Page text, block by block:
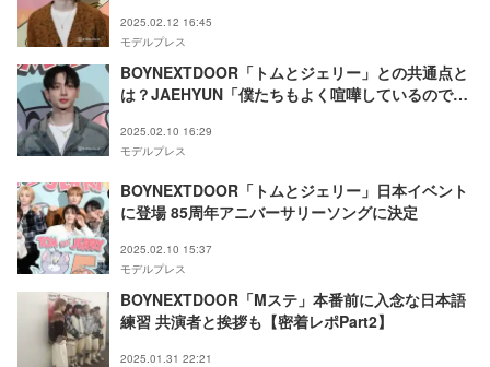
2025.02.12 16:45
モデルプレス
BOYNEXTDOOR「トムとジェリー」との共通点と
は？JAEHYUN「僕たちもよく喧嘩しているので大
2025.02.10 16:29
モデルプレス
BOYNEXTDOOR「トムとジェリー」日本イベント
に登場 85周年アニバーサリーソングに決定
2025.02.10 15:37
モデルプレス
BOYNEXTDOOR「Mステ」本番前に入念な日本語
練習 共演者と挨拶も【密着レポPart2】
2025.01.31 22:21